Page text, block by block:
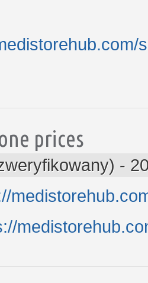
prices
-